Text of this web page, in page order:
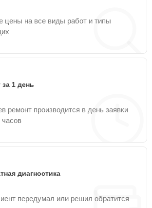
цены на все виды работ и типы
за 1 день
ремонт производится в день заявки
часов
диагностика
передумал или решил обратится